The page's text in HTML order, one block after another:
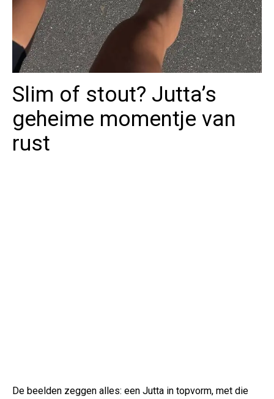
Slim of stout? Jutta’s
geheime momentje van
rust
De beelden zeggen alles: een Jutta in topvorm, met die